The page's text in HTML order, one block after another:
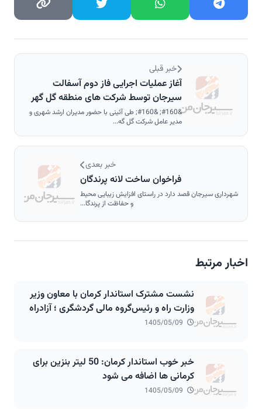
خبر قبلی
آغاز عملیات اجرایی فاز دوم آسفالت
سیرجان توسط شرکت های منطقه گل گهر
&#160; &#160; طی آئینی با حضور مدیران ارشد شهری و
مدیر عامل شرکت گل گه...
خبر بعدی
فراخوان ساخت لانه پرندگان
شهرداری سیرجان قصد دارد در راستای افزایش زیبایی محیط
و حفاظت از پرندگا...
اخبار مرتبط
نشست مشترک استاندار کرمان با معاون وزیر
وزارت راه و رئیس‌گروه مالی گردشگری ؛ آزادراه
۲۷۰ کیلومتری انار شهربابک سیرجان باغات در
خبر خوب استاندار کرمان: 50 لیتر بنزین برای
کرمانی ها اضافه می شود